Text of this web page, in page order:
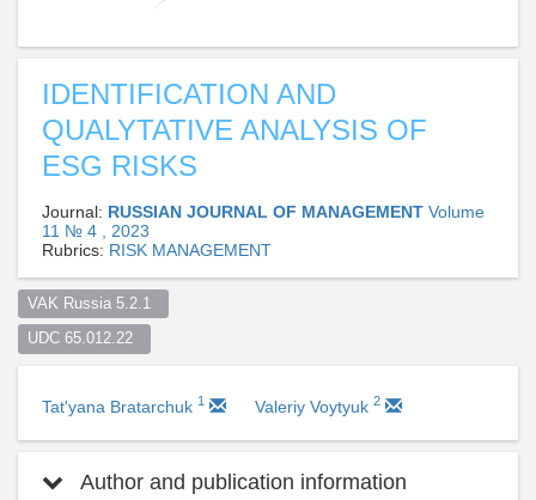
IDENTIFICATION AND
QUALYTATIVE ANALYSIS OF
ESG RISKS
Journal: RUSSIAN JOURNAL OF MANAGEMENT Volume
11 № 4 , 2023
Rubrics: RISK MANAGEMENT
VAK Russia 5.2.1
UDC 65.012.22
Tat'yana Bratarchuk 1 Valeriy Voytyuk 2
Author and publication information